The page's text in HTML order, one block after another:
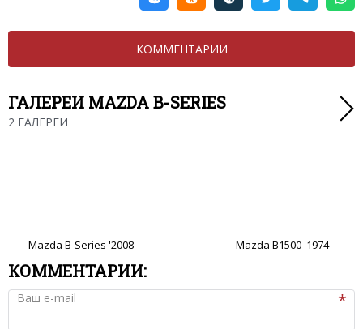
КОММЕНТАРИИ
ГАЛЕРЕИ MAZDA B-SERIES
2 ГАЛЕРЕИ
Mazda B-Series '2008 Mazda B1500 '1974
КОММЕНТАРИИ:
Ваш e-mail